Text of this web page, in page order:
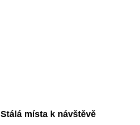
Stálá místa k návštěvě